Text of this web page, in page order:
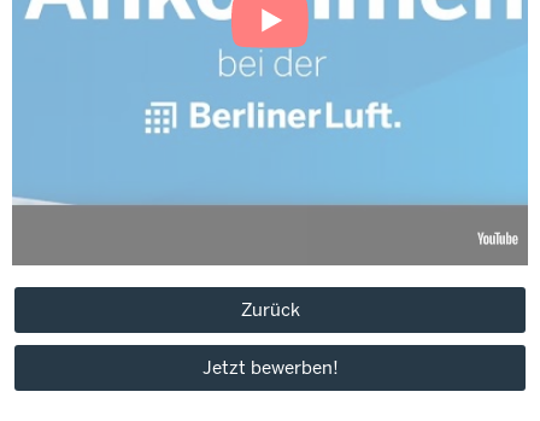
Zurück
Jetzt bewerben!